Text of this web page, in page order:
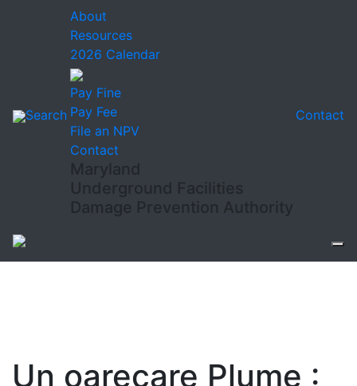
Search
About
Resources
2026 Calendar
Pay Fine
Pay Fee
File an NPV
Contact
Maryland
Underground Facilities
Damage Prevention Authority
Contact
Un oarecare Plume :